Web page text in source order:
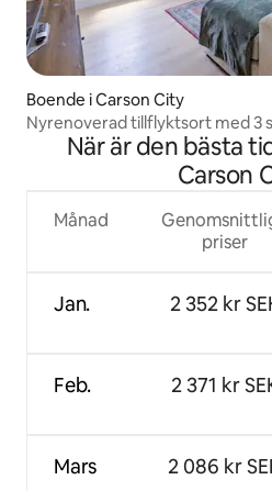
Boende i Carson City
Nyrenoverad tillflyktsort med 3
TahoeNär är den bästa
Carson
Månad
Jan.
Feb.
Mars
priser
2 352 kr
2 371 kr
2 086 kr